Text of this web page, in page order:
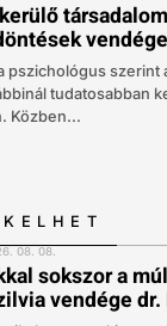
pszichológus szerint
tudatosabban
Közben...
08. 08.
sokszor a
vendége